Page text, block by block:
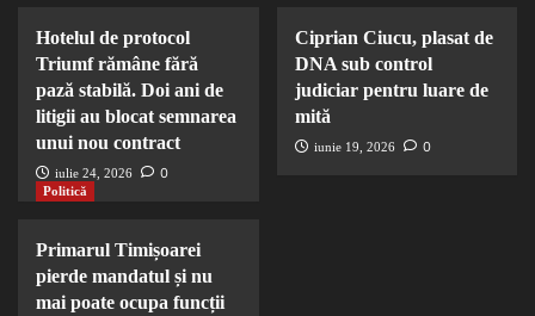
Hotelul de protocol
Triumf rămâne fără
pază stabilă. Doi ani de
litigii au blocat semnarea
unui nou contract
iulie 24, 2026 0
Ciprian Ciucu, plasat de
DNA sub control
judiciar pentru luare de
mită
iunie 19, 2026 0
Politică
Primarul Timișoarei
pierde mandatul și nu
mai poate ocupa funcții